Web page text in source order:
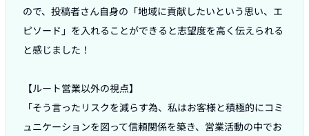
ので、投稿者さん自身の「地域に貢献したいという思い、エ
ピソード」を入れることができると志望度を高く伝えられる
と感じました！
【ルート営業以外の視点】
「そう言ったリスクを減らす為、私はお客様と積極的にコミ
ュニケーションを図って信頼関係を築き、営業活動の中でお